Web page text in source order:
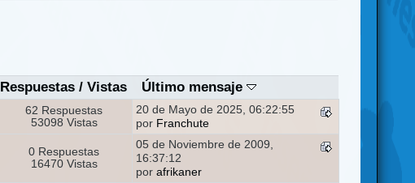
Respuestas /Vistas Último mensaje
62 Respuestas
53098 Vistas
20 de Mayo de 2025, 06:22:55
por Franchute
0 Respuestas
16470 Vistas
05 de Noviembre de 2009,
16:37:12
porafrikaner